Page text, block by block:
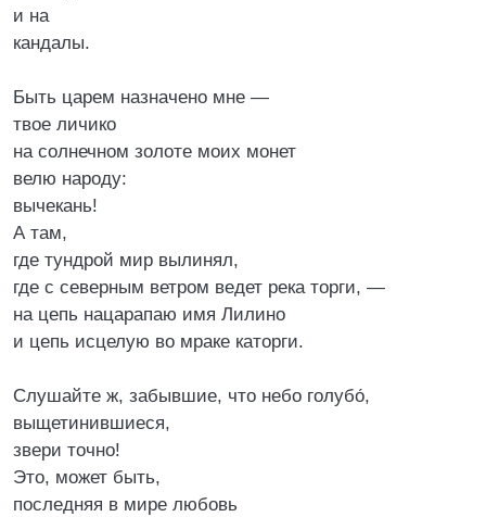
и на
кандалы.
Быть царем назначено мне —
твое личико
на солнечном золоте моих монет
велю народу:
вычекань!
А там,
где тундрой мир вылинял,
где с северным ветром ведет река торги, —
на цепь нацарапаю имя Лилино
и цепь исцелую во мраке каторги.
Слушайте ж, забывшие, что небо голубо́,
выщетинившиеся,
звери точно!
Это, может быть,
последняя в мире любовь